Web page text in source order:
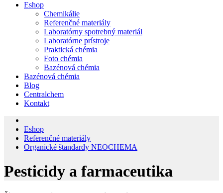
Eshop
Chemikálie
Referenčné materiály
Laboratórny spotrebný materiál
Laboratórne prístroje
Praktická chémia
Foto chémia
Bazénová chémia
Bazénová chémia
Blog
Centralchem
Kontakt
Eshop
Referenčné materiály
Organické štandardy NEOCHEMA
Pesticidy a farmaceutika